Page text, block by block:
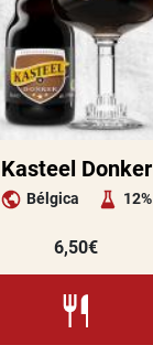
Kasteel Donker
Bélgica 12%
6,50€